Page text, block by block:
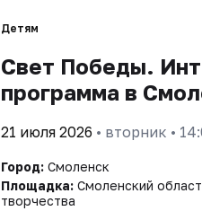
Детям
Свет Победы.
программа в
21 июля 2026 • вторник •
Город: Смоленск
Площадка: Смоленский
творчества